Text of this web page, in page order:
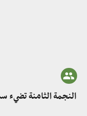
النجمة الثامنة تضيء